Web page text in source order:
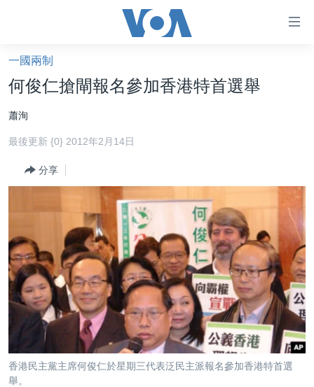
礙
鏈
接
跳
轉
容
導
航
跳
轉
檢
索
美國大選2024
港澳
台灣
美中關係
揭謊頻道
美國
中國
國際
視頻
一國兩制
何俊仁搶閘報名參加香港特首選舉
蕭洵
最後更新 {0} 2012年2月14日
分享
香港民主黨主席何俊仁於星期三代表泛民主派報名參加香港特首選
舉。